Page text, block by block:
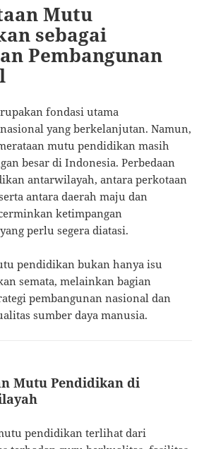
Mutu
sebagai
Pembangunan
fondasi utama
yang berkelanjutan. Namun,
mutu pendidikan masih
besar di Indonesia. Perbedaan
antarwilayah, antara perkotaan
antara daerah maju dan
ketimpangan
perlu segera diatasi.
pendidikan bukan hanya isu
semata, melainkan bagian
pembangunan nasional dan
sumber daya manusia.
Mutu Pendidikan di
pendidikan terlihat dari